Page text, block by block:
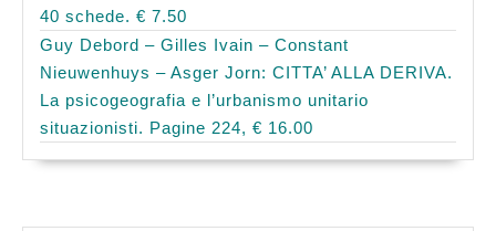
40 schede. € 7.50
Guy Debord – Gilles Ivain – Constant
Nieuwenhuys – Asger Jorn: CITTA’ ALLA DERIVA.
La psicogeografia e l’urbanismo unitario
situazionisti. Pagine 224, € 16.00